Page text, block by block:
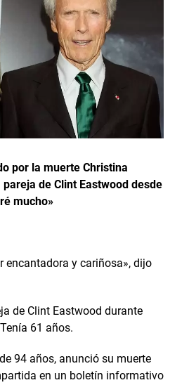
por la muerte Christina
de Clint Eastwood desde
mucho»
encantadora y cariñosa», dijo
de Clint Eastwood durante
61 años.
94 años, anunció su muerte
en un boletín informativo